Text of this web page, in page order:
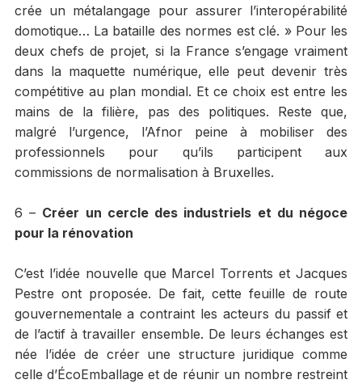
crée un métalangage pour assurer l’interopérabilité
domotique… La bataille des normes est clé. » Pour les
deux chefs de projet, si la France s’engage vraiment
dans la maquette numérique, elle peut devenir très
compétitive au plan mondial. Et ce choix est entre les
mains de la filière, pas des politiques. Reste que,
malgré l’urgence, l’Afnor peine à mobiliser des
professionnels pour qu’ils participent aux
commissions de normalisation à Bruxelles.
6 – Créer un cercle des industriels et du négoce
pour la rénovation
C’est l’idée nouvelle que Marcel Torrents et Jacques
Pestre ont proposée. De fait, cette feuille de route
gouvernementale a contraint les acteurs du passif et
de l’actif à travailler ensemble. De leurs échanges est
née l’idée de créer une structure juridique comme
celle d’ÉcoEmballage et de réunir un nombre restreint